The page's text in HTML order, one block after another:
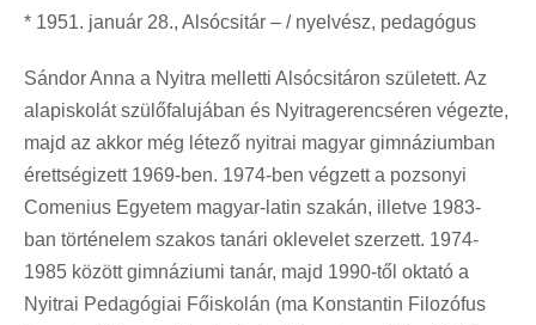
* 1951. január 28., Alsócsitár – / nyelvész, pedagógus
Sándor Anna a Nyitra melletti Alsócsitáron született. Az
alapiskolát szülőfalujában és Nyitragerencséren végezte,
majd az akkor még létező nyitrai magyar gimnáziumban
érettségizett 1969-ben. 1974-ben végzett a pozsonyi
Comenius Egyetem magyar-latin szakán, illetve 1983-
ban történelem szakos tanári oklevelet szerzett. 1974-
1985 között gimnáziumi tanár, majd 1990-től oktató a
Nyitrai Pedagógiai Főiskolán (ma Konstantin Filozófus